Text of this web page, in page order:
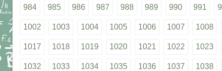
984 985 986 987 988 989 990 991
1002 1003 1004 1005 1006 1007 1008
1017 1018 1019 1020 1021 1022 1023
1032 1033 1034 1035 1036 1037 1038